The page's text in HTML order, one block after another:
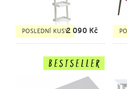
POSLEDNÍ KUSY2 090 Kč